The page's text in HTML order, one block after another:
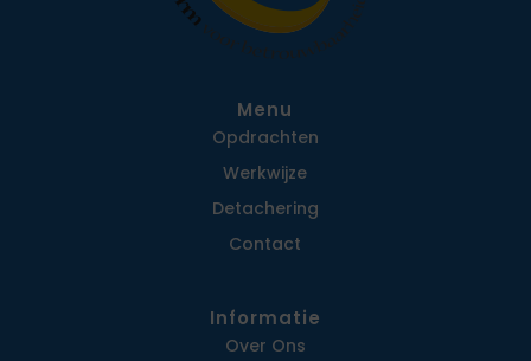
Menu
Opdrachten
Werkwijze
Detachering
Contact
Informatie
Over Ons